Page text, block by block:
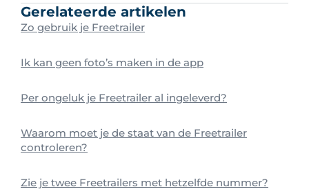
Gerelateerde artikelen
Zo gebruik je Freetrailer
Ik kan geen foto’s maken in de app
Per ongeluk je Freetrailer al ingeleverd?
Waarom moet je de staat van de Freetrailer
controleren?
Zie je twee Freetrailers met hetzelfde nummer?